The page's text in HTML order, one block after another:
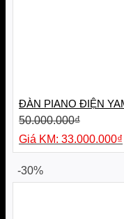
ĐÀN PIANO ĐIỆN
50.000.000₫
Giá
gốc
là:
50.000.000₫.
33.000.000₫
Giá
hiện
tại
-30%